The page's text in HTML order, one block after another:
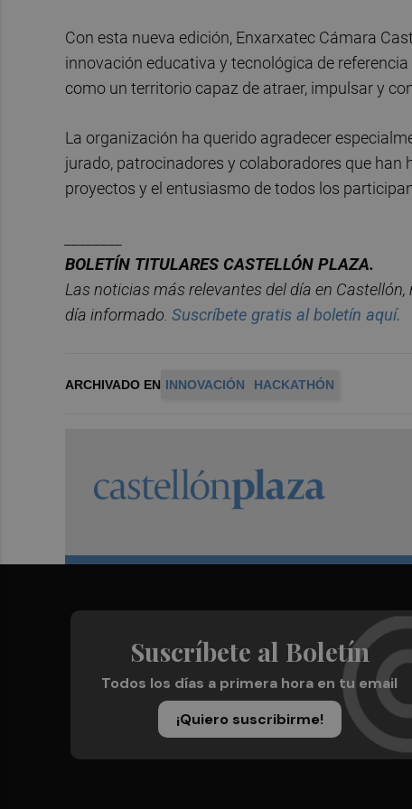
Con esta nueva edición, Enxarxatec Cámara
innovación educativa y tecnológica de
como un territorio capaz de atraer, impulsar y
La organización ha querido agradecer
jurado, patrocinadores y colaboradores que
proyectos y el entusiasmo de todos los
BOLETÍN TITULARES CASTELLÓN PLAZA.
Las noticias más relevantes del día en Castellón,
día informado. Suscríbete gratis alboletín aquí.
ARCHIVADO EN INNOVACIÓN HACKATHÓN
Suscríbete al Boletín
Todos los días a primera hora en tu email
¡Quiero suscribirme!